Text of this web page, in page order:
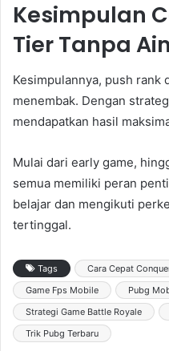
Kesimpulan
Tier Tanpa
Kesimpulannya, push rank
menembak. Dengan
mendapatkan hasil
Mulai dari early game,
semua memiliki peran
belajar dan mengikuti
tertinggal.
Tags Cara Cepat
Game Fps Mobile
Pubg
Strategi Game Battle Royale
Trik Pubg Terbaru